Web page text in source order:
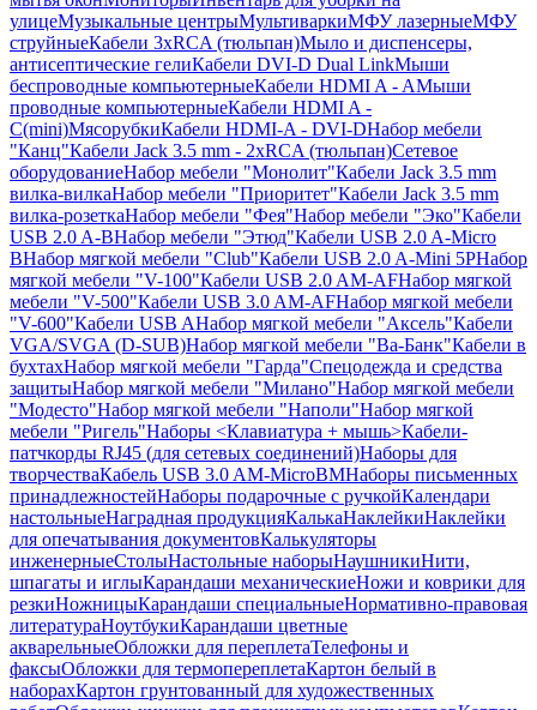
улицеМузыкальные центрыМультиваркиМФУ лазерныеМФУ
струйныеКабели 3xRCA (тюльпан)Мыло и диспенсеры,
антисептические гелиКабели DVI-D Dual LinkМыши
беспроводные компьютерныеКабели HDMI A - AМыши
проводные компьютерныеКабели HDMI A -
C(mini)МясорубкиКабели HDMI-A - DVI-DНабор мебели
"Канц"Кабели Jack 3.5 mm - 2xRCA (тюльпан)Сетевое
оборудованиеНабор мебели "Монолит"Кабели Jack 3.5 mm
вилка-вилкаНабор мебели "Приоритет"Кабели Jack 3.5 mm
вилка-розеткаНабор мебели "Фея"Набор мебели "Эко"Кабели
USB 2.0 A-BНабор мебели "Этюд"Кабели USB 2.0 A-Micro
BНабор мягкой мебели "Club"Кабели USB 2.0 A-Mini 5PНабор
мягкой мебели "V-100"Кабели USB 2.0 AM-AFНабор мягкой
мебели "V-500"Кабели USB 3.0 AM-AFНабор мягкой мебели
"V-600"Кабели USB AНабор мягкой мебели "Аксель"Кабели
VGA/SVGA (D-SUB)Набор мягкой мебели "Ва-Банк"Кабели в
бухтахНабор мягкой мебели "Гарда"Спецодежда и средства
защитыНабор мягкой мебели "Милано"Набор мягкой мебели
"Модесто"Набор мягкой мебели "Наполи"Набор мягкой
мебели "Ригель"Наборы <Клавиатура + мышь>Кабели-
патчкорды RJ45 (для сетевых соединений)Наборы для
творчестваКабель USB 3.0 AM-MicroBMНаборы письменных
принадлежностейНаборы подарочные с ручкойКалендари
настольныеНаградная продукцияКалькаНаклейкиНаклейки
для опечатывания документовКалькуляторы
инженерныеСтолыНастольные наборыНаушникиНити,
шпагаты и иглыКарандаши механическиеНожи и коврики для
резкиНожницыКарандаши специальныеНормативно-правовая
литератураНоутбукиКарандаши цветные
акварельныеОбложки для переплетаТелефоны и
факсыОбложки для термопереплетаКартон белый в
наборахКартон грунтованный для художественных